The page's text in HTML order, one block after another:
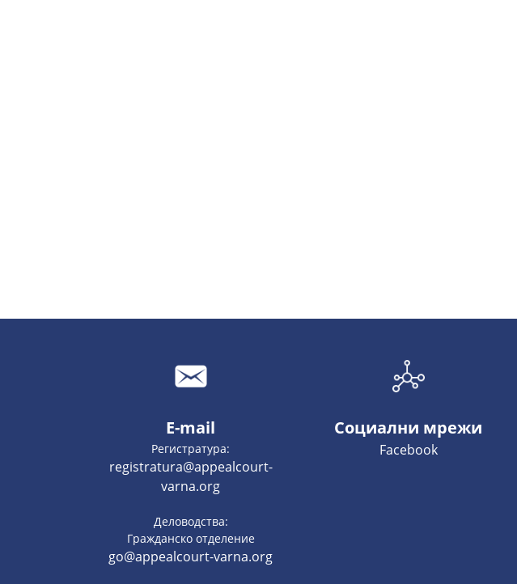
E-mail
Регистратура:
registratura@appealcourt-
varna.org
Деловодства:
Гражданско отделение
go@appealcourt-varna.org
Социални мрежи
Facebook